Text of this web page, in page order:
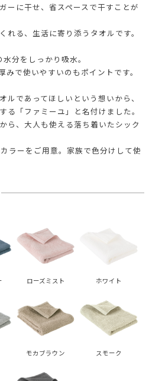
ーに干せ、省スペースで干すことが
れる、生活に寄り添うタオルです。
分をしっかり吸水。
みで使いやすいのもポイントです。
ルであってほしいという想いから、
る「ファミーユ」と名付けました。
ら、大人も使える落ち着いたシック
ラーをご用意。家族で色分けして使
ローズミスト ホワイト
モカブラウン スモーク